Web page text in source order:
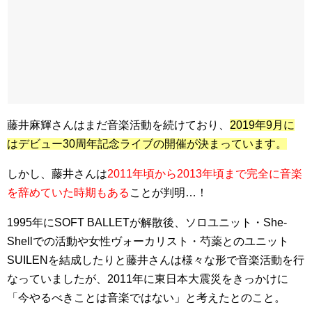
藤井麻輝さんはまだ音楽活動を続けており、 2019年9月に
はデビュー30周年記念ライブの開催が決まっています。
しかし、藤井さんは2011年頃から2013年頃まで完全に音楽
を辞めていた時期もある ことが判明…！
1995年にSOFT BALLETが解散後、ソロユニット・She-
Shellでの活動や女性ヴォーカリスト・芍薬とのユニット
SUILENを結成したりと藤井さんは様々な形で音楽活動を行
なっていましたが、 2011年に東日本大震災をきっかけに
「今やるべきことは音楽ではない」と考えたとのこと。